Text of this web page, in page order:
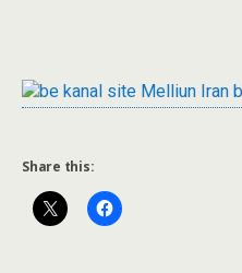
Share this: